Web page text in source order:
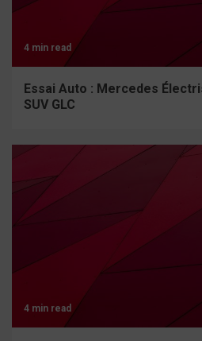
4 min read
Essai Auto : Mercedes
SUV GLC
4 min read